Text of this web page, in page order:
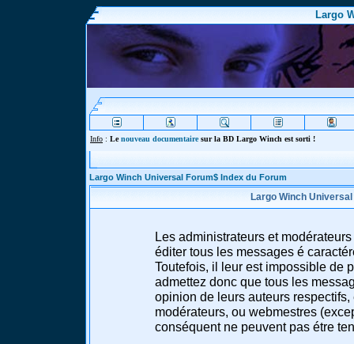
Largo
Info : Lenouveau documentairesur la BD Largo Winch est sorti !
Largo Winch Universal Forum$ Index du Forum
Largo Winch
Les administrateurs et
éditer tous les messages é
Toutefois, il leur est impossible de
admettez donc que tous les
opinion de leurs auteurs
modérateurs, ou webmestres
conséquent ne peuvent pas étre